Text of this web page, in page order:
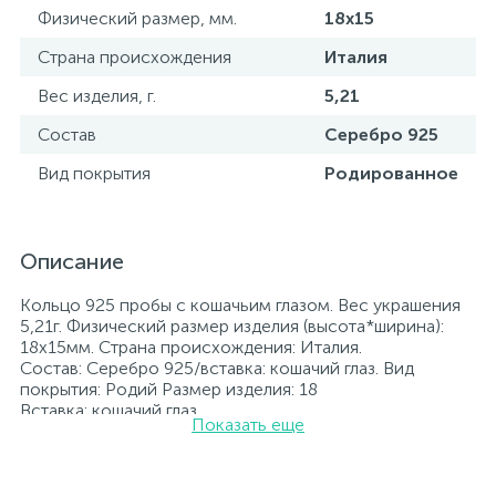
Физический размер, мм.
18х15
Страна происхождения
Италия
Вес изделия, г.
5,21
Состав
Серебро 925
Вид покрытия
Родированное
Описание
Кольцо 925 пробы с кошачьим глазом. Вес украшения
5,21г. Физический размер изделия (высота*ширина):
18х15мм. Страна происхождения: Италия.
Состав: Серебро 925/вставка: кошачий глаз. Вид
покрытия: Родий Размер изделия: 18
Вставка: кошачий глаз.
Родированные украшения дольше сохраняют свое
Показать еще